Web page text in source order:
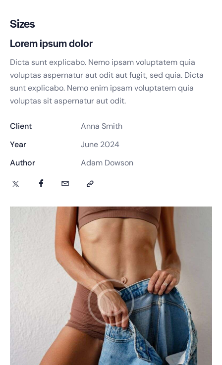
Sizes
Lorem ipsum dolor
Dicta sunt explicabo. Nemo ipsam voluptatem quia
voluptas aspernatur aut odit aut fugit, sed quia. Dicta
sunt explicabo. Nemo enim ipsam voluptatem quia
voluptas sit aspernatur aut odit.
Client
Anna Smith
Year
June 2024
Author
Adam Dowson